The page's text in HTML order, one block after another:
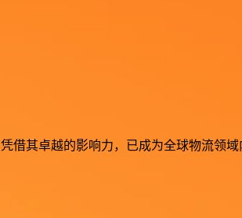
借其卓越的影响力，已成为全球物流领